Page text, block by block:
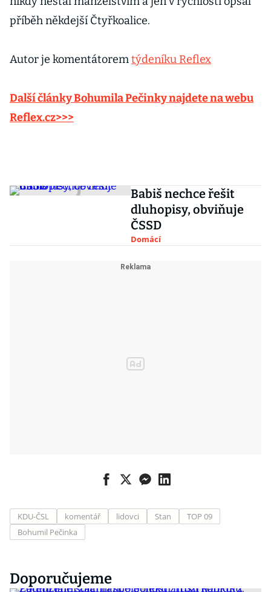
příběh někdejší Čtyřkoalice.
Autor je komentátoremtýdeníku Reflex
Další články Bohumila Pečinky najdete na webu
Reflex.cz>>>
Babiš nechce řešit
dluhopisy, obviňuje
ČSSD
Domácí
KDU-ČSL komentář lidovci Stan
TOP 09
Bohumil Pečinka
Doporučujeme